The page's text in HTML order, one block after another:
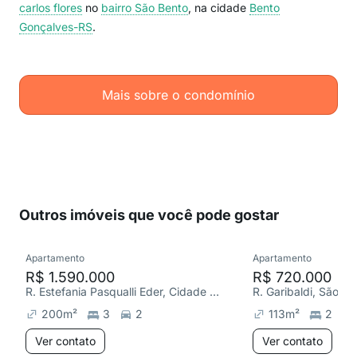
carlos flores no bairro São Bento, na cidade Bento
Gonçalves-RS.
Mais sobre o condomínio
Outros imóveis que você pode gostar
Apartamento
R$ 1.590.000
R. Estefania Pasqualli Eder, Cidade Alta
200m² 3
2
Ver contato
Apartamento
R$ 720.000
R. Garibaldi, São
113m²
2
Ver contato